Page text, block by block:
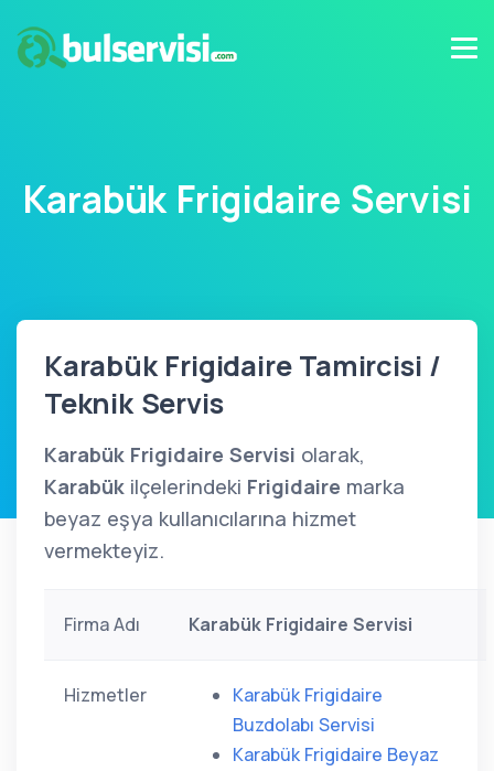
Karabük Frigidaire Servisi
Karabük Frigidaire Tamircisi /
Teknik Servis
Karabük Frigidaire Servisi olarak,
Karabük ilçelerindeki Frigidaire marka
beyaz eşya kullanıcılarına hizmet
vermekteyiz.
Firma Adı Karabük Frigidaire Servisi
Hizmetler
Karabük Frigidaire
Buzdolabı Servisi
Karabük Frigidaire Beyaz